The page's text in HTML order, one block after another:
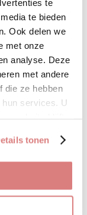
te
te bieden
Ook delen we
met onze
analyse. Deze
met andere
die ze hebben
services. U
tonen
e
l
h
r
e
e
l
e
n
Uitverkocht
light blue
goed op maat en
we van de toxik